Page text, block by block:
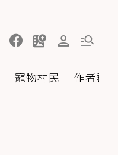
寵物村民 作者群